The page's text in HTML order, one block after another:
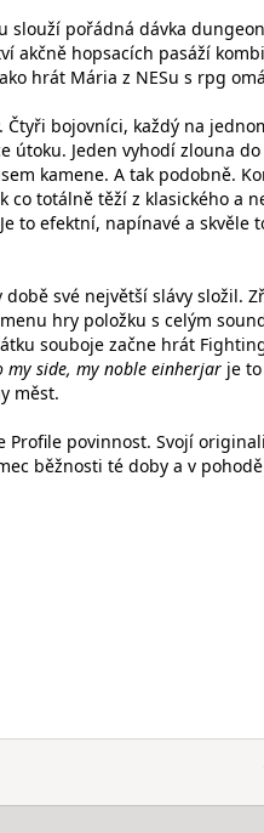
slouží pořádná dávka
akčně hopsacích pasáží
hrát Mária z NESu s rpg
bojovníci, každý na
Jeden vyhodí zlouna
kamene. A tak podobně.
co totálně těží z klasického a
to efektní, napínavé a skvěle
své největší slávy složil.
hry položku s celým
souboje začne hrát
my side, my noble einherjar je
měst.
Profile povinnost. Svojí
běžnosti té doby a v